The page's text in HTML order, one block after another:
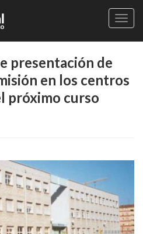
presentación de
en los centros
próximo curso